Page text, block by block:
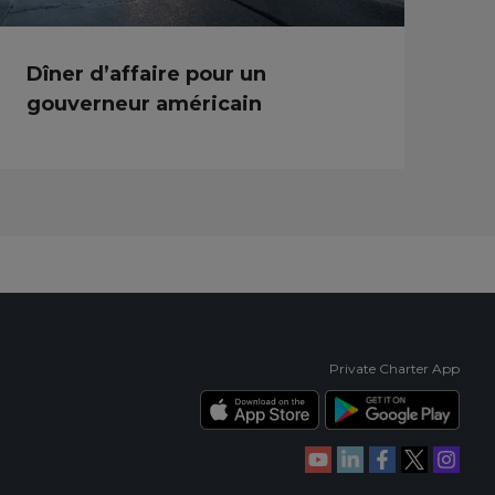
Dîner d’affaire pour un
gouverneur américain
Private Charter App